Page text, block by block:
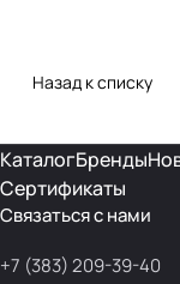
Назад к списку
КаталогБренды
Сертификаты
Связаться с нами
+7 (383) 209-39-40